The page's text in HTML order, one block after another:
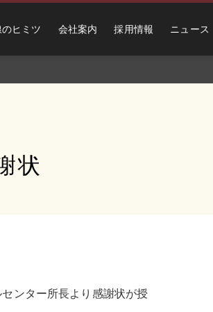
ヒミツ 会社案内 採用情報 ニュース
状
ンター所長より感謝状が授